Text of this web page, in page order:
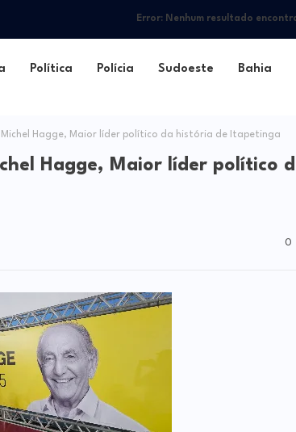
Error:Nenhum resultado
Política Polícia Sudoeste Bahia
Hagge, Maior líder político da história de Itapetinga
Hagge, Maior líder político
0